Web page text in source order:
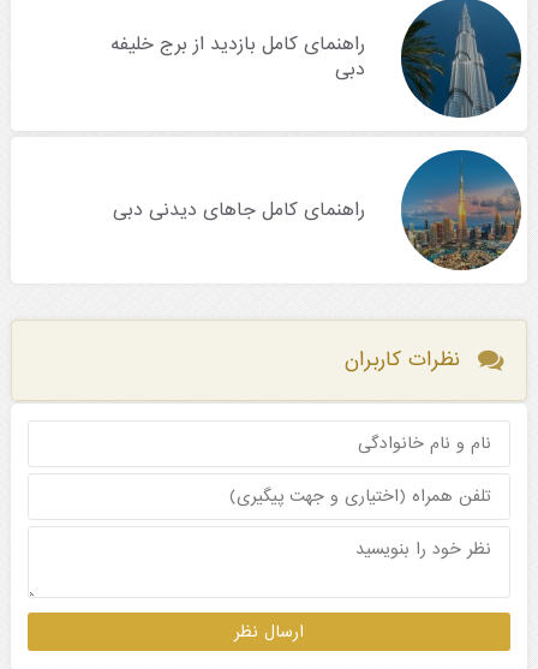
راهنمای کامل بازدید از برج خلیفه
دبی
راهنمای کامل جاهای دیدنی دبی
نظرات کاربران